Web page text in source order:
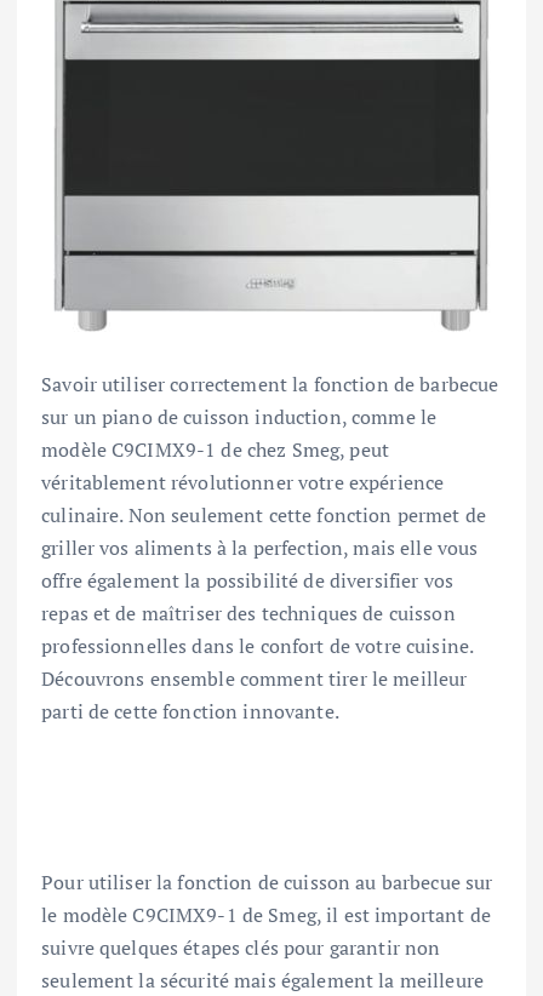
Savoir utiliser correctement la fonction de barbecue
sur un piano de cuisson induction, comme le
modèle C9CIMX9-1 de chez Smeg, peut
véritablement révolutionner votre expérience
culinaire. Non seulement cette fonction permet de
griller vos aliments à la perfection, mais elle vous
offre également la possibilité de diversifier vos
repas et de maîtriser des techniques de cuisson
professionnelles dans le confort de votre cuisine.
Découvrons ensemble comment tirer le meilleur
parti de cette fonction innovante.
Pour utiliser la fonction de cuisson au barbecue sur
le modèle C9CIMX9-1 de Smeg, il est important de
suivre quelques étapes clés pour garantir non
seulement la sécurité mais également la meilleure